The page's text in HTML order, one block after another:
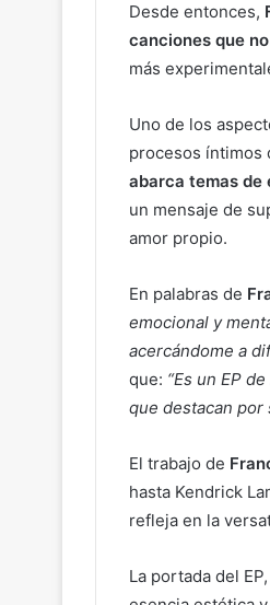
Desde entonces,
canciones que
más
Uno de los
procesos íntimos
abarca temas de
un mensaje de
amor propio.
En palabras de
emocional y
acercándome a
que: “Es un EP
que destacan por
El trabajo de
hasta Kendrick
refleja en la
La portada del